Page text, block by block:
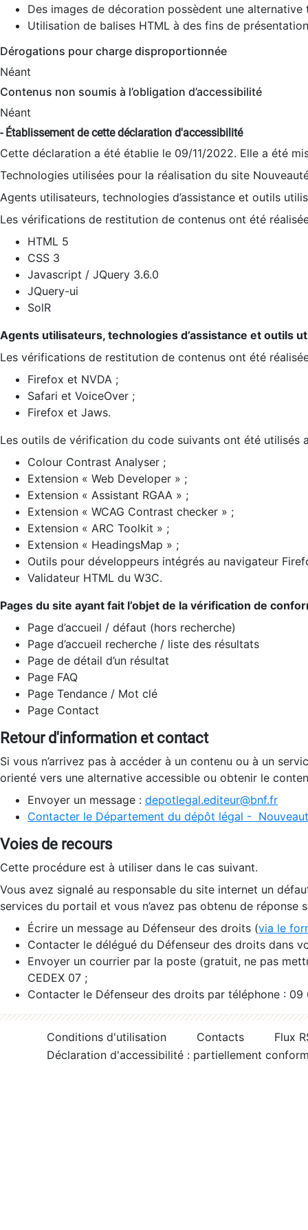
Des images de décoration possèdent une alternative
Utilisation de balises HTML à des fins de
Dérogations pour charge disproportionnée
Néant
Contenus non soumis à l’obligation d’accessibilité
Néant
- Établissement de cette déclaration d'accessibilité
Cette déclaration a été établie le 09/11/2022. Elle a été
Technologies utilisées pour la réalisation du site
Agents utilisateurs, technologies d’assistance et outils
Les vérifications de restitution de contenus ont été
HTML 5
CSS 3
Javascript / JQuery 3.6.0
JQuery-ui
SolR
Agents utilisateurs, technologies d’assistance et outils
Les vérifications de restitution de contenus ont été
Firefox et NVDA ;
Safari et VoiceOver ;
Firefox et Jaws.
Les outils de vérification du code suivants ont été utilisés
Colour Contrast Analyser ;
Extension « Web Developer » ;
Extension « Assistant RGAA » ;
Extension « WCAG Contrast checker » ;
Extension « ARC Toolkit » ;
Extension « HeadingsMap » ;
Outils pour développeurs intégrés au navigateur
Validateur HTML du W3C.
Pages du site ayant fait l’objet de la vérification de
Page d’accueil / défaut (hors recherche)
Page d’accueil recherche / liste des résultats
Page de détail d’un résultat
Page FAQ
Page Tendance / Mot clé
Page Contact
Retour d'information et contact
Si vous n’arrivez pas à accéder à un contenu ou à un
orienté vers une alternative accessible ou obtenir le
Envoyer un message : depotlegal.editeur@bnf.fr
Contacter le Département du dépôt légal -
Voies de recours
Cette procédure est à utiliser dans le cas suivant.
Vous avez signalé au responsable du site internet un
services du portail et vous n’avez pas obtenu de réponse
Écrire un message au Défenseur des droits (via le
Contacter le délégué du Défenseur des droits dans
Envoyer un courrier par la poste (gratuit, ne pas
CEDEX 07 ;
Contacter le Défenseur des droits par téléphone :
Conditions d'utilisation Contacts
Flux
Déclaration d'accessibilité : partiellement